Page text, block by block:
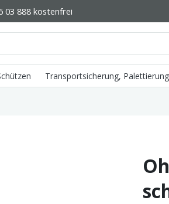
03 888 kostenfrei
Transportsicherung,